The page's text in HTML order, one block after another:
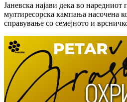
Јаневска најави дека во наредниот
мултиресорска кампања насочена
справување со семејното и